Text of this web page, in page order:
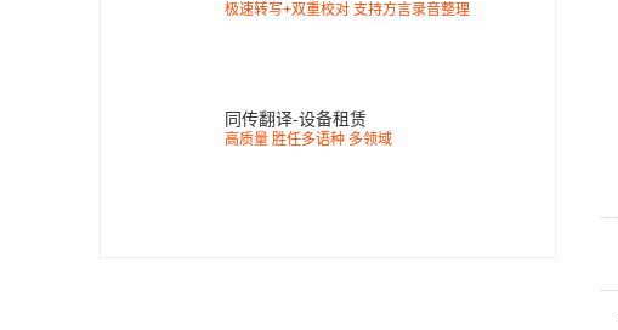
极速转写+双重校对 支持方言录音整理
同传翻译-设备租赁
高质量 胜任多语种 多领域